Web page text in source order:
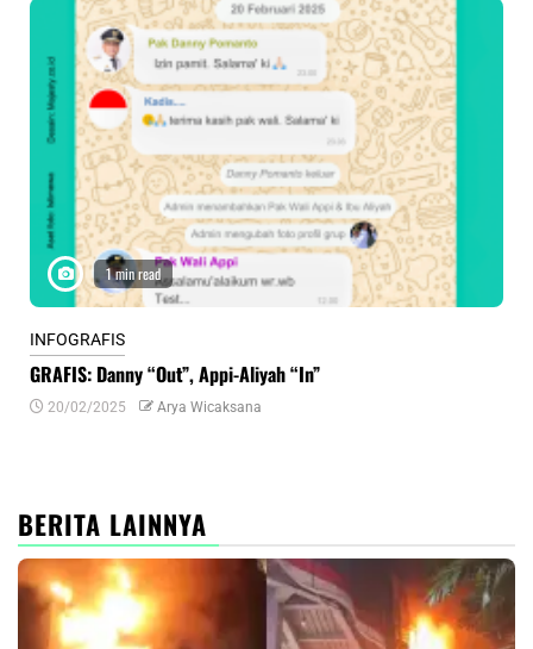
1 min read
INFOGRAFIS
GRAFIS: Danny “Out”, Appi-Aliyah “In”
20/02/2025 Arya Wicaksana
BERITA LAINNYA